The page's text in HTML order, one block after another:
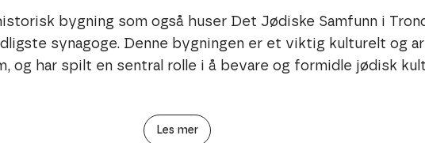
togstasjon. Gjennom historisk arkitektur og
museet publikum et nært møte med norsk-
Bygningens kombinasjon av levende
skaper en viktig møteplass for dialog og
bygning som også huser Det Jødiske Samfunn i
synagoge. Denne bygningen er et viktig kulturelt og
og har spilt en sentral rolle i å bevare og formidle jødisk
Les mer